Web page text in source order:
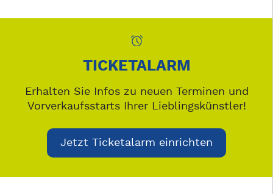
TICKETALARM
Erhalten Sie Infos zu neuen Terminen und
Vorverkaufsstarts Ihrer Lieblingskünstler!
Jetzt Ticketalarm einrichten